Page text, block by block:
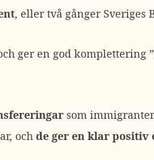
, eller två gånger Sveriges
ger en god komplettering ”
som
och de ger en klar positiv